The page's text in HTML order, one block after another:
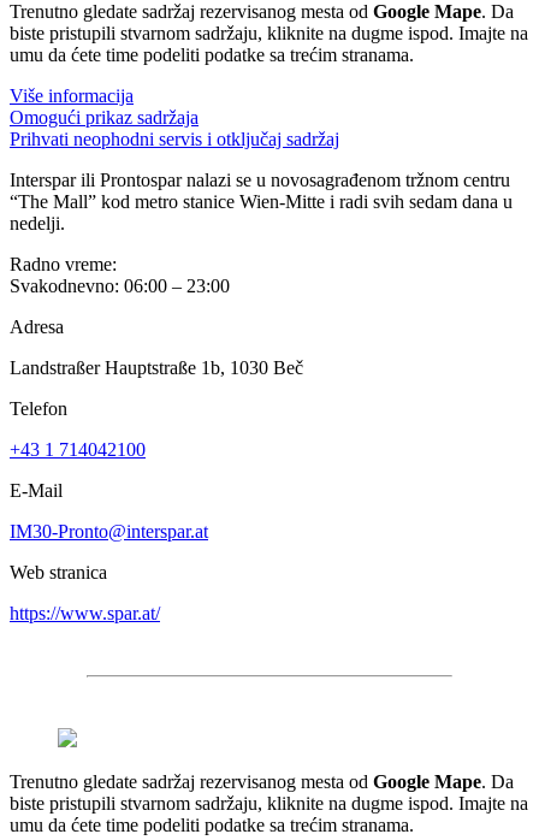
Trenutno gledate sadržaj rezervisanog mesta od Google Mape. Da
biste pristupili stvarnom sadržaju, kliknite na dugme ispod. Imajte na
umu da ćete time podeliti podatke sa trećim stranama.
Više informacija
Omogući prikaz sadržaja
Prihvati neophodni servis i otključaj sadržaj
Interspar ili Prontospar nalazi se u novosagrađenom tržnom centru
“The Mall” kod metro stanice Wien-Mitte i radi svih sedam dana u
nedelji.
Radno vreme:
Svakodnevno: 06:00 – 23:00
Adresa
Landstraßer Hauptstraße 1b, 1030 Beč
Telefon
+43 1 714042100
E-Mail
IM30-Pronto@interspar.at
Web stranica
https://www.spar.at/
Trenutno gledate sadržaj rezervisanog mesta od Google Mape. Da
biste pristupili stvarnom sadržaju, kliknite na dugme ispod. Imajte na
umu da ćete time podeliti podatke sa trećim stranama.